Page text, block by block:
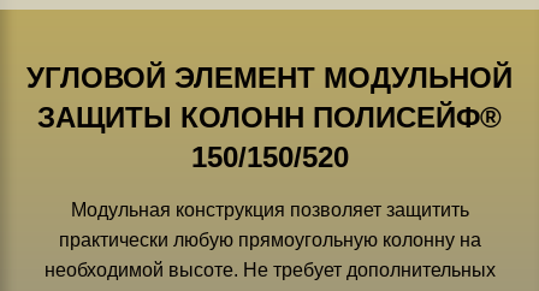
УГЛОВОЙ ЭЛЕМЕНТ МОДУЛЬНОЙ
ЗАЩИТЫ КОЛОНН ПОЛИСЕЙФ®
150/150/520
Модульная конструкция позволяет защитить
практически любую прямоугольную колонну на
необходимой высоте. Не требует дополнительных